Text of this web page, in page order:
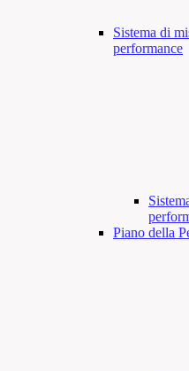
Sistema di
performance
Piano della